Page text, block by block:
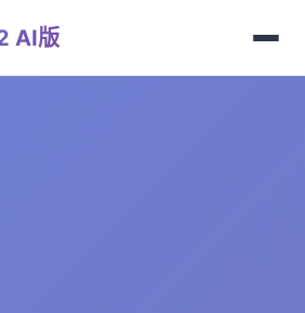
AI版